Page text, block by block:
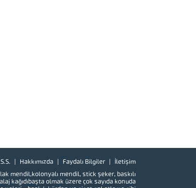
Hakkımızda Faydalı Bilgiler
İletişim
mendil,kolonyalı mendil, stick şeker, baskılı
kağıdıbaşta olmak üzere çok sayıda konuda